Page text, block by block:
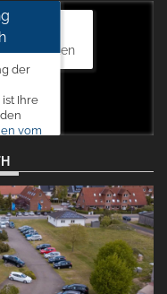
Damgarten
der
Ihre
vom